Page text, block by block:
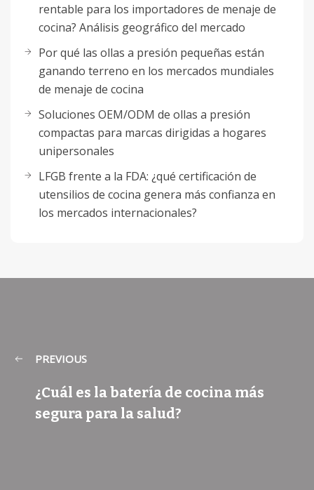
rentable para los importadores de menaje de
cocina? Análisis geográfico del mercado
Por qué las ollas a presión pequeñas están
ganando terreno en los mercados mundiales
de menaje de cocina
Soluciones OEM/ODM de ollas a presión
compactas para marcas dirigidas a hogares
unipersonales
LFGB frente a la FDA: ¿qué certificación de
utensilios de cocina genera más confianza en
los mercados internacionales?
PREVIOUS
¿Cuál es la batería de cocina más
segura para la salud?